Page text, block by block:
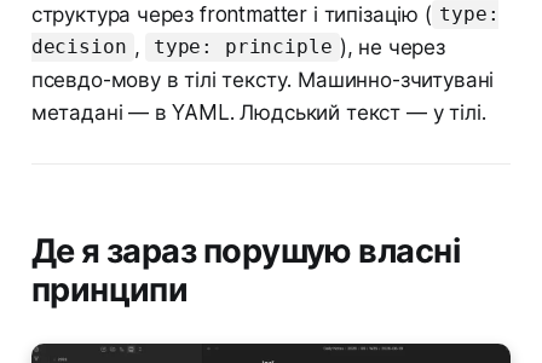
структура через frontmatter і типізацію ( type:
decision , type: principle ), не через
псевдо-мову в тілі тексту. Машинно-зчитувані
метадані — в YAML. Людський текст — у тілі.
Де я зараз порушую власні
принципи